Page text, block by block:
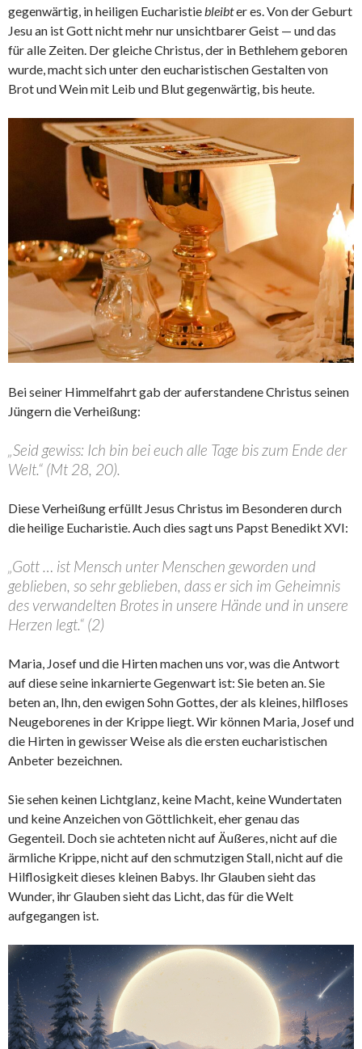
gegenwärtig, in heiligen Eucharistiebleibter es. Von der Geburt
Jesu an ist Gott nicht mehr nur unsichtbarer Geist — und das
für alle Zeiten. Der gleiche Christus, der in Bethlehem geboren
wurde, macht sich unter den eucharistischen Gestalten von
Brot und Wein mit Leib und Blut gegenwärtig, bis heute.
Bei seiner Himmelfahrt gab der auferstandene Christus seinen
Jüngern die Verheißung:
„Seid gewiss: Ich bin bei euch alle Tage bis zum Ende der
Welt.“ (Mt 28, 20).
Diese Verheißung erfüllt Jesus Christus im Besonderen durch
die heilige Eucharistie. Auch dies sagt uns Papst Benedikt XVI:
„Gott … ist Mensch unter Menschen geworden und
geblieben, so sehr geblieben, dass er sich im Geheimnis
des verwandelten Brotes in unsere Hände und in unsere
Herzen legt.“ (2)
Maria, Josef und die Hirten machen uns vor, was die Antwort
auf diese seine inkarnierte Gegenwart ist: Sie beten an. Sie
beten an, Ihn, den ewigen Sohn Gottes, der als kleines, hilfloses
Neugeborenes in der Krippe liegt. Wir können Maria, Josef und
die Hirten in gewisser Weise als die ersten eucharistischen
Anbeter bezeichnen.
Sie sehen keinen Lichtglanz, keine Macht, keine Wundertaten
und keine Anzeichen von Göttlichkeit, eher genau das
Gegenteil. Doch sie achteten nicht auf Äußeres, nicht auf die
ärmliche Krippe, nicht auf den schmutzigen Stall,nicht auf die
Hilflosigkeit dieses kleinen Babys. Ihr Glauben sieht das
Wunder, ihr Glauben sieht das Licht, das für die Welt
aufgegangen ist.